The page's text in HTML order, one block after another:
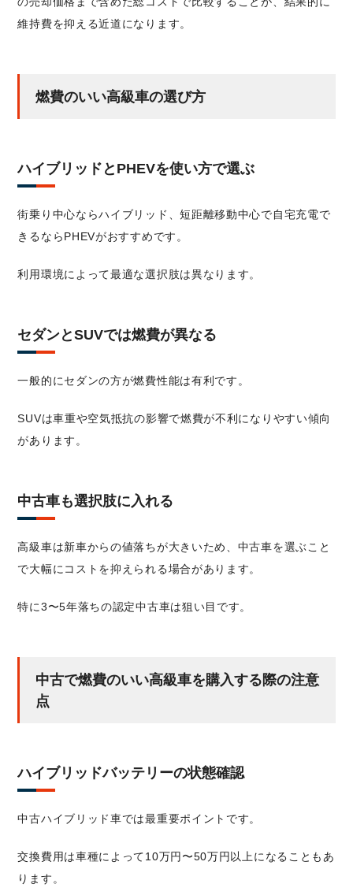
維持費を抑える近道になります。
燃費のいい高級車の選び方
ハイブリッドとPHEVを使い方で選ぶ
街乗り中心ならハイブリッド、短距離移動中心で自宅充電で
きるならPHEVがおすすめです。
利用環境によって最適な選択肢は異なります。
セダンとSUVでは燃費が異なる
一般的にセダンの方が燃費性能は有利です。
SUVは車重や空気抵抗の影響で燃費が不利になりやすい傾向
があります。
中古車も選択肢に入れる
高級車は新車からの値落ちが大きいため、中古車を選ぶこと
で大幅にコストを抑えられる場合があります。
特に3〜5年落ちの認定中古車は狙い目です。
中古で燃費のいい高級車を購入する際の注意
点
ハイブリッドバッテリーの状態確認
中古ハイブリッド車では最重要ポイントです。
交換費用は車種によって10万円〜50万円以上になることもあ
ります。